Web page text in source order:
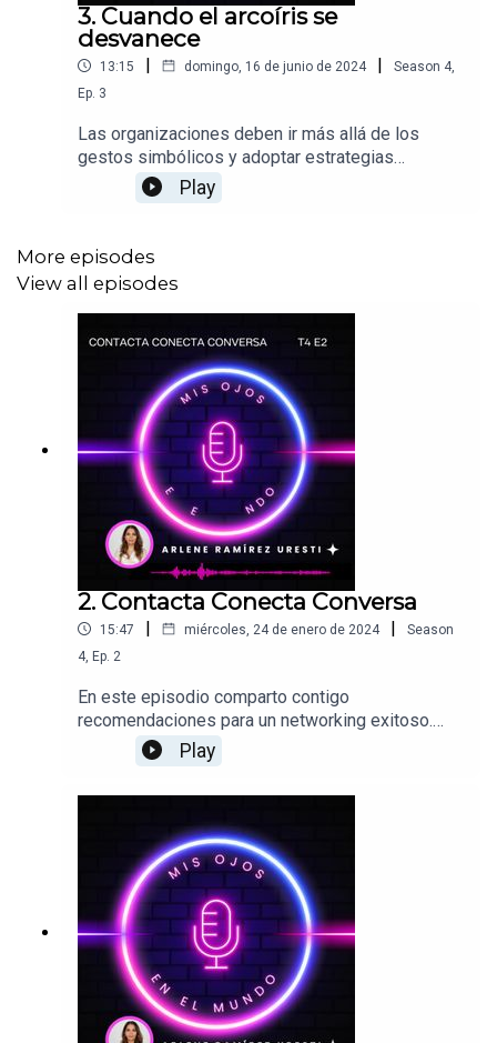
3. Cuando el arcoíris se
desvanece
13:15 | domingo, 16 de junio de 2024 | Season 4,
Ep. 3
Las organizaciones deben ir más allá de los
gestos simbólicos y adoptar estrategias
integrales que involucren a todos los niveles de
la organización. Solo a través de un enfoque
cultura organizacional que valore y respete
verdaderamente la diversidad.
Play
More episodes
View all episodes
2. Contacta Conecta Conversa
15:47 | miércoles, 24 de enero de 2024 |
Season
4, Ep. 2
En este episodio comparto contigo
recomendaciones para un networking exitoso.
Desarrolla un pitch de ventas perfecto, ¡haz que
tu marca se note!Encontrarás información acerca
marca y relacionamiento.
Play